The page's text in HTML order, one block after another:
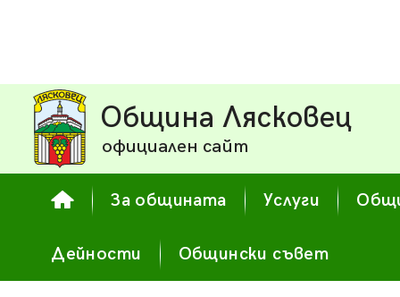
Община Лясковец
официален сайт
За общината Услуги
Дейности Общински съвет